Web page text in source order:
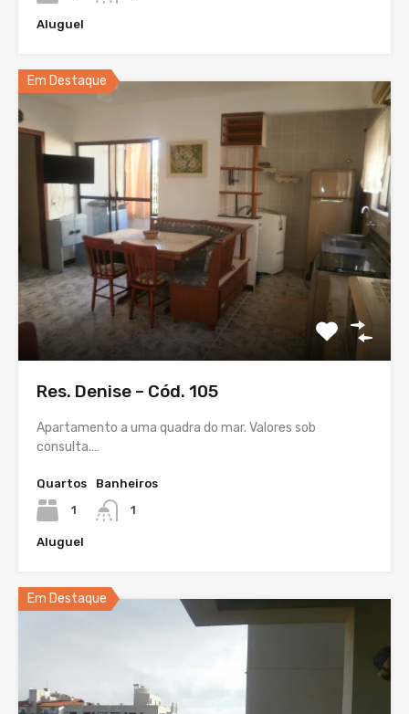
Aluguel
Em Destaque
Res. Denise – Cód. 105
Apartamento a uma quadra do mar. Valores sob
consulta.…
Quartos
1
Banheiros
1
Aluguel
Em Destaque